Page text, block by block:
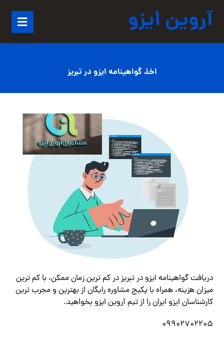
آروین ایزو
اخذ گواهینامه ایزو در تبریز
دریافت گواهینامه ایزو در تبریز در کم ترین زمان ممکن، با کم ترین
میزان هزینه، همراه با پکیج مشاوره رایگان از بهترین و مجرب ترین
کارشناسان ایزو ایران را از تیم آروین ایزو بخواهید.
09902702205